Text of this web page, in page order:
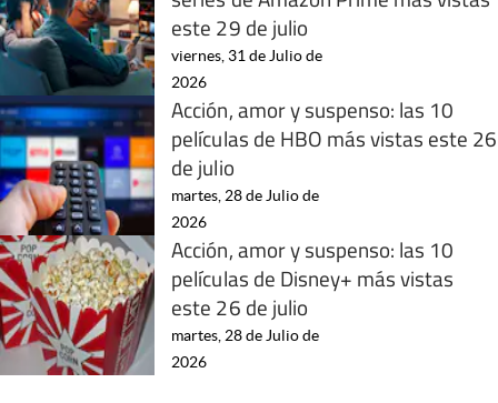
este 29 de julio
viernes, 31 de Julio de
2026
Acción, amor y suspenso: las 10
películas de HBO más vistas este 26
de julio
martes, 28 de Julio de
2026
Acción, amor y suspenso: las 10
películas de Disney+ más vistas
este 26 de julio
martes, 28 de Julio de
2026